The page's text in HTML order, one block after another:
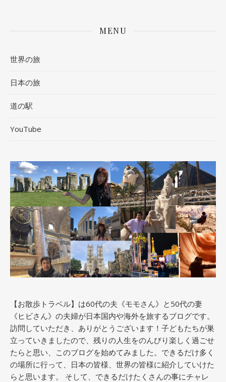
MENU
世界の旅
日本の旅
道の駅
YouTube
【お散歩トラベル】は60代の夫《モモさん》と50代の妻
《ヒビさん》の夫婦が日本国内や海外を旅するブログです。
訪問していただき、ありがとうございます！子どもたちが巣
立っていきましたので、残りの人生をのんびり楽しく過ごせ
たらと思い、このブログを始めてみました。できるだけ多く
の場所に行って、日本の皆様、世界の皆様に紹介していけた
らと思います。 そして、できるだけたくさんの事にチャレ